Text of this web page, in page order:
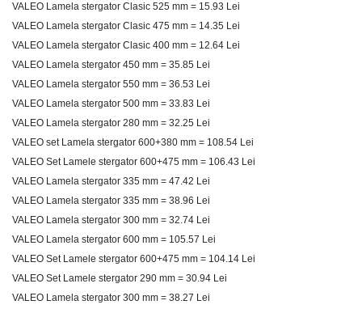
VALEO Lamela stergator Clasic 525 mm = 15.93 Lei
VALEO Lamela stergator Clasic 475 mm = 14.35 Lei
VALEO Lamela stergator Clasic 400 mm = 12.64 Lei
VALEO Lamela stergator 450 mm = 35.85 Lei
VALEO Lamela stergator 550 mm = 36.53 Lei
VALEO Lamela stergator 500 mm = 33.83 Lei
VALEO Lamela stergator 280 mm = 32.25 Lei
VALEO set Lamela stergator 600+380 mm = 108.54 Lei
VALEO Set Lamele stergator 600+475 mm = 106.43 Lei
VALEO Lamela stergator 335 mm = 47.42 Lei
VALEO Lamela stergator 335 mm = 38.96 Lei
VALEO Lamela stergator 300 mm = 32.74 Lei
VALEO Lamela stergator 600 mm = 105.57 Lei
VALEO Set Lamele stergator 600+475 mm = 104.14 Lei
VALEO Set Lamele stergator 290 mm = 30.94 Lei
VALEO Lamela stergator 300 mm = 38.27 Lei